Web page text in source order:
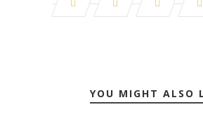
YOU MIGHT ALSO